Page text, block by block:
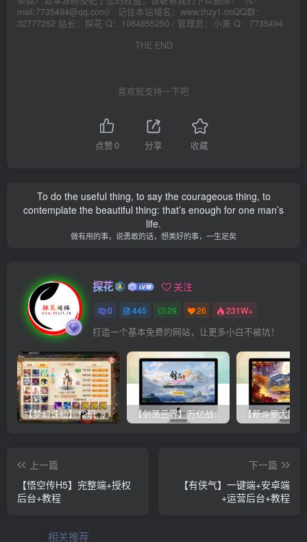
mail:7735494@qq.com） 记住本站域名：www.thzy1.cnQQ群：
32777252 站长：探花 Q：1084855250 / 管理员：小美 Q：7735494
THE END
喜欢就支持一下吧
点赞0 分享 收藏
To do the useful thing, to say the courageous thing, to
contemplate the beautiful thing: that’s enough for one man’s
life.
做有用的事，说勇敢的话，想美好的事，一生足矣
探花 关注
0 445 29 26 231W+
打造一个基本免费的网站，让更多小白不被坑！
【梦幻诛仙】12职业魔改电玩版+双端+后台+视频教程 【剑荡三界】万亿战力 win一键端+双端带教程+运营后台+授权GM后台+完美开服商业端
上一篇
【悟空传H5】完整端+授权
后台+教程
下一篇
【有侠气】一键端+安卓端
+运营后台+教程
相关推荐